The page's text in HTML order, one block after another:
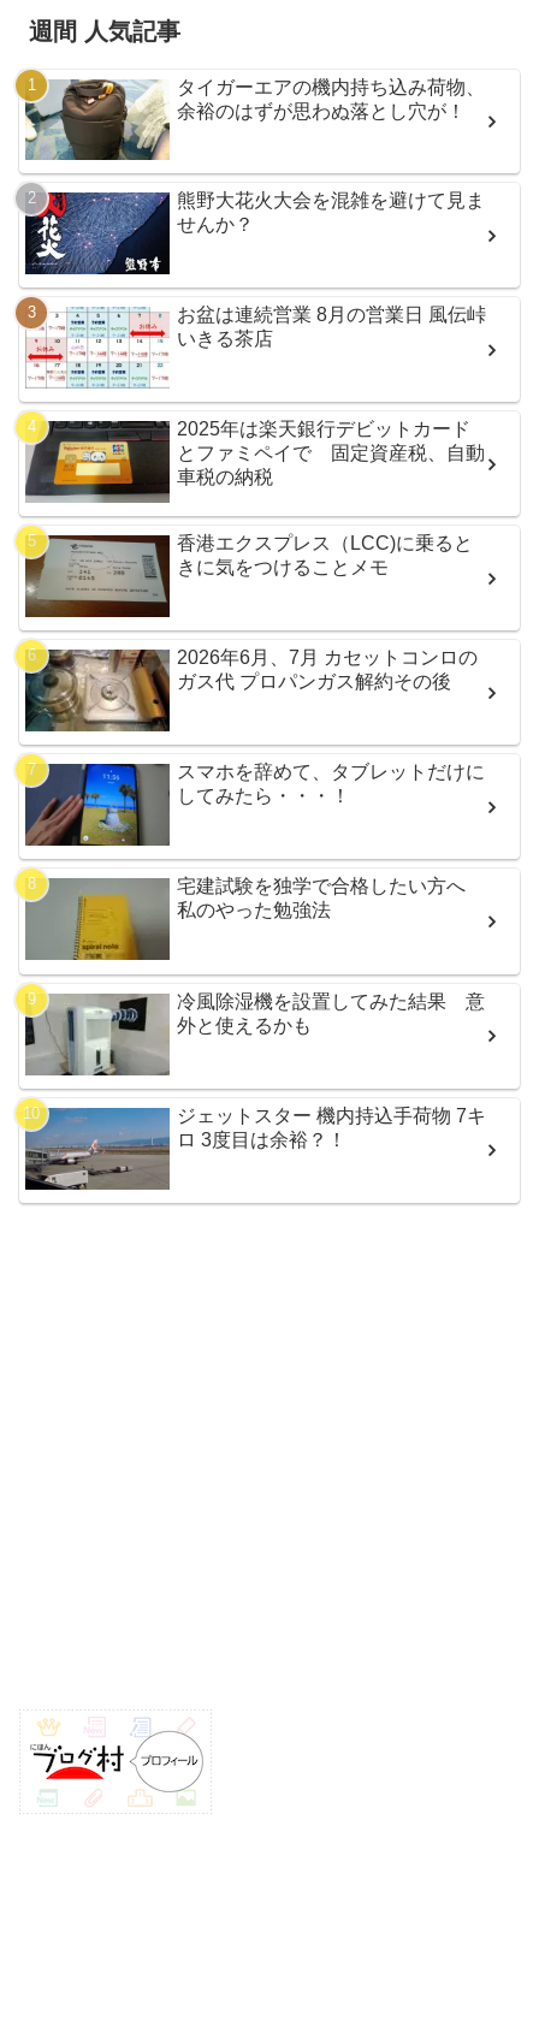
週間 人気記事
タイガーエアの機内持ち込み荷物、
余裕のはずが思わぬ落とし穴が！
熊野大花火大会を混雑を避けて見ま
せんか？
お盆は連続営業 8月の営業日 風伝峠
いきる茶店
2025年は楽天銀行デビットカード
とファミペイで 固定資産税、自動
車税の納税
香港エクスプレス（LCC)に乗ると
きに気をつけることメモ
2026年6月、7月 カセットコンロの
ガス代 プロパンガス解約その後
スマホを辞めて、タブレットだけに
してみたら・・・！
宅建試験を独学で合格したい方へ
私のやった勉強法
冷風除湿機を設置してみた結果 意
外と使えるかも
ジェットスター 機内持込手荷物 7キ
ロ 3度目は余裕？！